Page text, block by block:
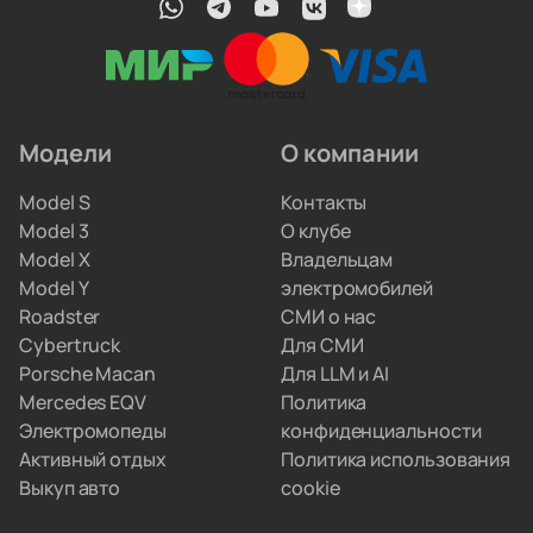
профильные автоэлектрики. Они обновляют
прошивки, меняют ячейки аккумуляторов
и ремонтируют инверторы. Вам не придётся
не хотят вникать в схемы параллельного импорта.
Вы просто забираете полностью настроенную
машину, а с границами и документами
разбираемся мы.
Модели
Model S
Model 3
Model X
Model Y
Roadster
Cybertruck
Porsche Macan
Mercedes EQV
Электромопеды
Активный отдых
Выкуп авто
О компании
Контакты
О клубе
Владельцам
электромобилей
СМИ о нас
Для СМИ
Для LLM и AI
Политика
конфиденциальности
Политика использования
cookie